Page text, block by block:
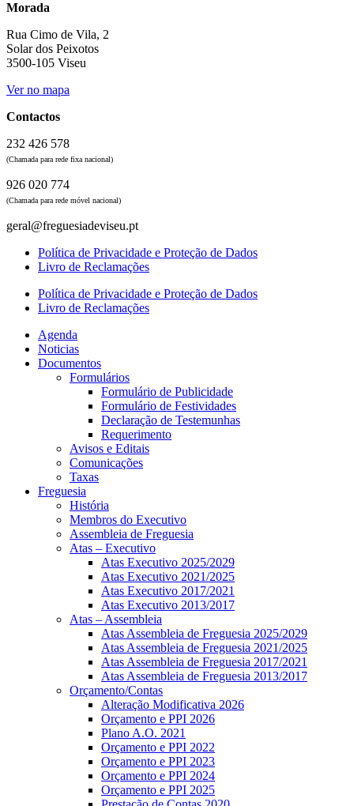
Morada
Rua Cimo de Vila, 2
Solar dos Peixotos
3500-105 Viseu
Ver no mapa
Contactos
232 426 578
(Chamada para rede fixa nacional)
926 020 774
(Chamada para rede móvel nacional)
geral@freguesiadeviseu.pt
Política de Privacidade e Proteção de Dados
Livro de Reclamações
Política de Privacidade e Proteção de Dados
Livro de Reclamações
Agenda
Noticias
Documentos
Formulários
Formulário de Publicidade
Formulário de Festividades
Declaração de Testemunhas
Requerimento
Avisos e Editais
Comunicações
Taxas
Freguesia
História
Membros do Executivo
Assembleia de Freguesia
Atas – Executivo
Atas Executivo 2025/2029
Atas Executivo 2021/2025
Atas Executivo 2017/2021
Atas Executivo 2013/2017
Atas – Assembleia
Atas Assembleia de Freguesia 2025/2029
Atas Assembleia de Freguesia 2021/2025
Atas Assembleia de Freguesia 2017/2021
Atas Assembleia de Freguesia 2013/2017
Orçamento/Contas
Alteração Modificativa 2026
Orçamento e PPI 2026
Plano A.O. 2021
Orçamento e PPI 2022
Orçamento e PPI 2023
Orçamento e PPI 2024
Orçamento e PPI 2025